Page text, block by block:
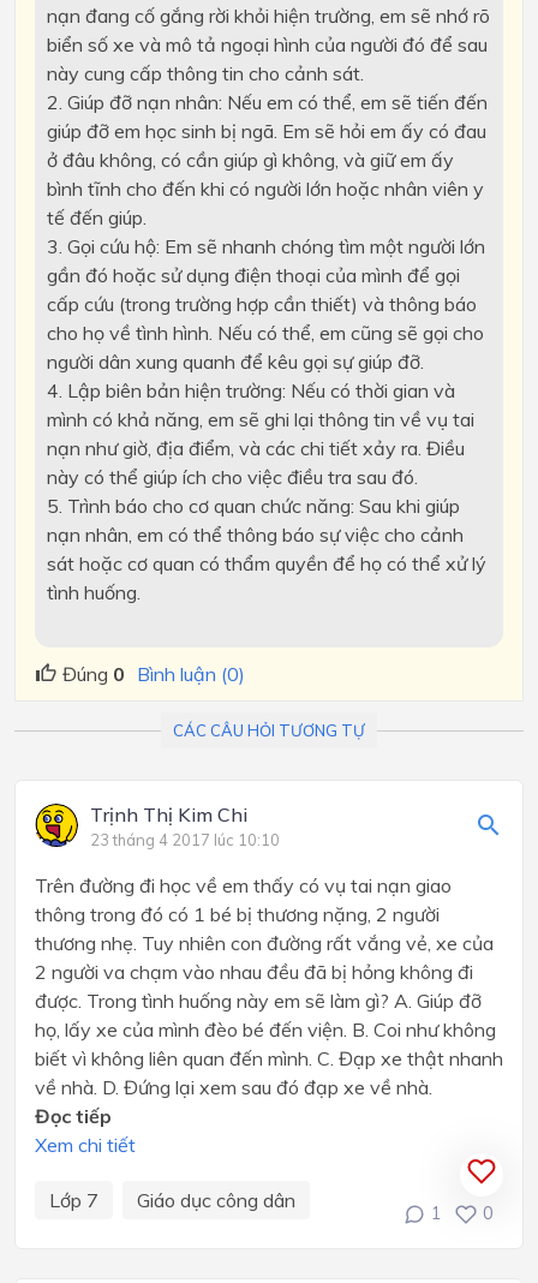
nạn đang cố gắng rời khỏi hiện trường, em sẽ nhớ rõ
biển số xe và mô tả ngoại hình của người đó để sau
này cung cấp thông tin cho cảnh sát.
2. Giúp đỡ nạn nhân: Nếu em có thể, em sẽ tiến đến
giúp đỡ em học sinh bị ngã. Em sẽ hỏi em ấy có đau
ở đâu không, có cần giúp gì không, và giữ em ấy
bình tĩnh cho đến khi có người lớn hoặc nhân viên y
tế đến giúp.
3. Gọi cứu hộ: Em sẽ nhanh chóng tìm một người lớn
gần đó hoặc sử dụng điện thoại của mình để gọi
cấp cứu (trong trường hợp cần thiết) và thông báo
cho họ về tình hình. Nếu có thể, em cũng sẽ gọi cho
người dân xung quanh để kêu gọi sự giúp đỡ.
4. Lập biên bản hiện trường: Nếu có thời gian và
mình có khả năng, em sẽ ghi lại thông tin về vụ tai
nạn như giờ, địa điểm, và các chi tiết xảy ra. Điều
này có thể giúp ích cho việc điều tra sau đó.
5. Trình báo cho cơ quan chức năng: Sau khi giúp
nạn nhân, em có thể thông báo sự việc cho cảnh
sát hoặc cơ quan có thẩm quyền để họ có thể xử lý
tình huống.
Đúng 0 Bình luận (0)
CÁC CÂU HỎI TƯƠNG TỰ
Trịnh Thị Kim Chi
23 tháng 4 2017 lúc 10:10
Trên đường đi học về em thấy có vụ tai nạn giao
thông trong đó có 1 bé bị thương nặng, 2 người
thương nhẹ. Tuy nhiên con đường rất vắng vẻ, xe của
2 người va chạm vào nhau đều đã bị hỏng không đi
được. Trong tình huống này em sẽ làm gì? A. Giúp đỡ
họ, lấy xe của mình đèo bé đến viện. B. Coi như không
biết vì không liên quan đến mình. C. Đạp xe thật nhanh
về nhà. D. Đứng lại xem sau đó đạp xe về nhà.
Đọc tiếp
Xem chi tiết
Lớp 7 Giáo dục công dân
1 0